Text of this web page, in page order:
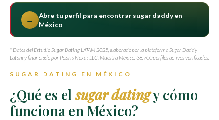
→
Abre tu perfil para encontrar sugar daddy en
México
* Datos del Estudio Sugar Dating LATAM 2025, elaborado por la plataforma Sugar Daddy
Latam y financiado por Polaris Nexus LLC. Muestra México: 38.700 perfiles activos verificados.
SUGAR DATING EN MÉXICO
¿Qué es elsugar datingy cómo
funciona en México?